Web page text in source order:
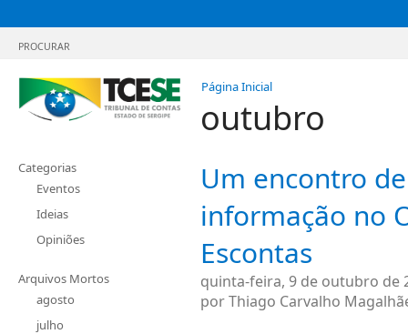
PROCURAR
Página Inicial
outubro
Categorias
Eventos
Ideias
Opiniões
Arquivos Mortos
agosto
julho
Um encontro
informação no
Escontas
quinta-feira, 9 de outubro de
porThiago Carvalho